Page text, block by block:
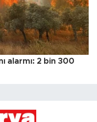
alarmı: 2 bin 300